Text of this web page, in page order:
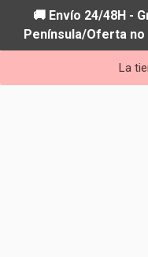
🚚 Envío 24/48H -
Península/Oferta
La